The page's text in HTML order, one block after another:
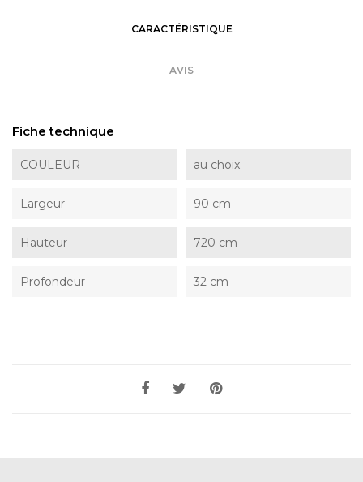
CARACTÉRISTIQUE
AVIS
Fiche technique
COULEUR au choix
Largeur 90 cm
Hauteur 720 cm
Profondeur 32 cm